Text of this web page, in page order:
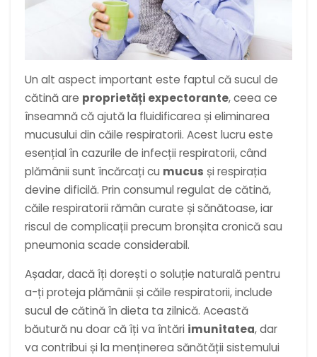
Un alt aspect important este faptul că sucul de
cătină are proprietăți expectorante, ceea ce
înseamnă că ajută la fluidificarea și eliminarea
mucusului din căile respiratorii. Acest lucru este
esențial în cazurile de infecții respiratorii, când
plămânii sunt încărcați cu mucus și respirația
devine dificilă. Prin consumul regulat de cătină,
căile respiratorii rămân curate și sănătoase, iar
riscul de complicații precum bronșita cronică sau
pneumonia scade considerabil.
Așadar, dacă îți dorești o soluție naturală pentru
a-ți proteja plămânii și căile respiratorii, include
sucul de cătină în dieta ta zilnică. Această
băutură nu doar că îți va întări imunitatea, dar
va contribui și la menținerea sănătății sistemului